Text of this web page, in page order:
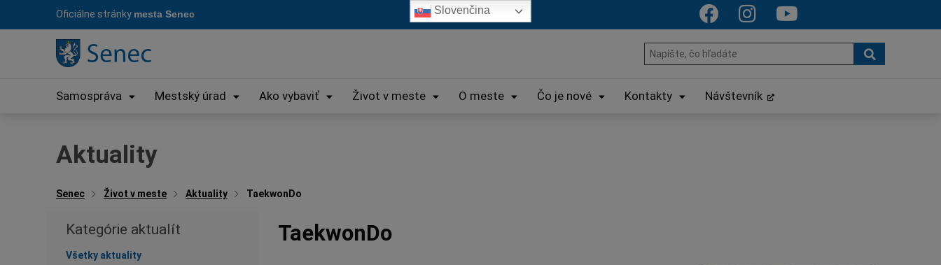
Oficiálne stránky mesta Senec
Hľadať:
Samospráva Mestský úrad Ako vybaviť Život v meste O meste Čo je nové Kontakty Návštevník
Aktuality
Senec Život v meste Aktuality TaekwonDo
Kategórie aktualít
Všetky aktuality
TaekwonDo
Slovenčina